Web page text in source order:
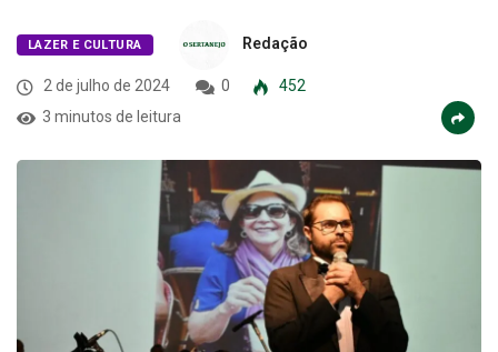
LAZER E CULTURA Redação
2 de julho de 2024 0
452
3 minutos de leitura